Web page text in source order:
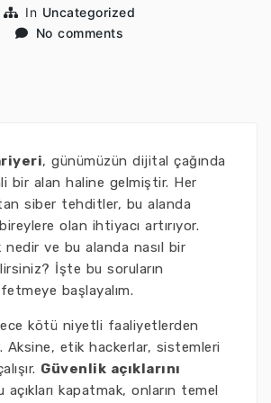
In Uncategorized
No comments
, günümüzün dijital çağında
bir alan haline gelmiştir. Her
siber tehditler, bu alanda
olan ihtiyacı artırıyor.
nedir ve bu alanda nasıl bir
İşte bu soruların
başlayalım.
kötü niyetli faaliyetlerden
Aksine, etik hackerlar, sistemleri
Güvenlik açıklarını
açıkları kapatmak, onların temel